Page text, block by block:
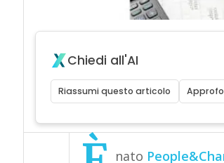
Chiedi all'AI
Riassumi questo articolo
nato